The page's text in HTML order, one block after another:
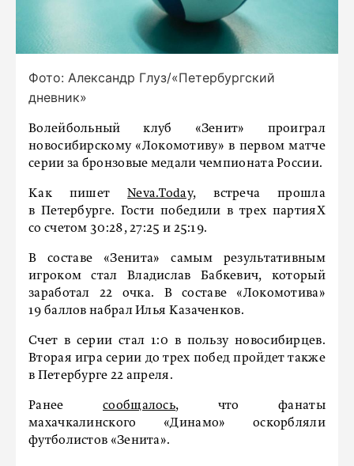
Фото: Александр Глуз/«Петербургский
дневник»
Волейбольный клуб «Зенит» проиграл
новосибирскому «Локомотиву» в первом матче
серии за бронзовые медали чемпионата России.
Как пишетNeva.Today, встреча прошла
в Петербурге. Гости победили в трех партияХ
со счетом 30:28, 27:25 и 25:19.
В составе «Зенита» самым результативным
игроком стал Владислав Бабкевич, который
заработал 22 очка. В составе «Локомотива»
19 баллов набрал Илья Казаченков.
Счет в серии стал 1:0 в пользу новосибирцев.
Вторая игра серии до трех побед пройдет также
в Петербурге 22 апреля.
Ранее сообщалось, что фанаты
махачкалинского «Динамо» оскорбляли
футболистов «Зенита».